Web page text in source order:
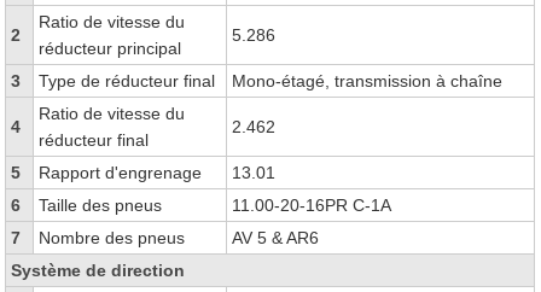
2
Ratio de vitesse du
réducteur principal
5.286
3 Type de réducteur final Mono-étagé, transmission à chaîne
4
Ratio de vitesse du
réducteur final
2.462
5 Rapport d'engrenage
13.01
6
Taille des pneus
11.00-20-16PR C-1A
7
Nombre des pneus
AV 5 & AR6
Système de direction